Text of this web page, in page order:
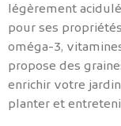
légèrement
pour ses
oméga-3,
propose des
enrichir votre
planter et